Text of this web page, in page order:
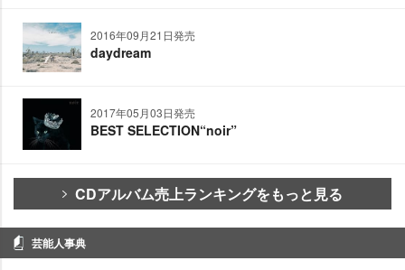
2016年09月21日発売
daydream
2017年05月03日発売
BEST SELECTION“noir”
CDアルバム売上ランキングをもっと見る
芸能人事典